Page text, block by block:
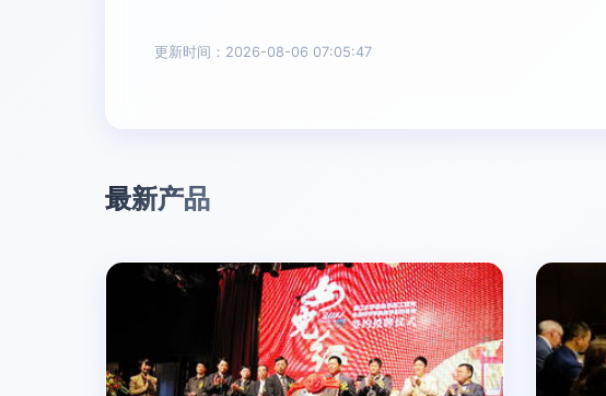
更新时间：2026-08-06 07:05:47
最新产品